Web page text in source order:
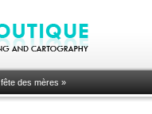
des mères »